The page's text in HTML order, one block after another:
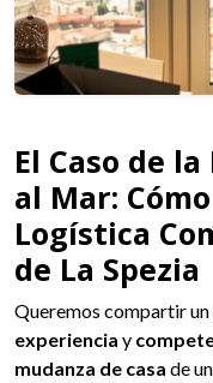
El Caso de
al Mar:
Logística
de La Spezia
Queremos compartir
experiencia y
mudanza de casa de